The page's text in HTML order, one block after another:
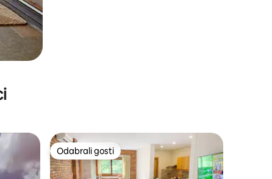
Odabrali gosti
Odabrali gosti